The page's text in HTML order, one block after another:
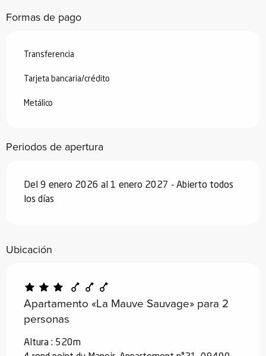
Formas de pago
Transferencia
Tarjeta bancaria/crédito
Metálico
Periodos de apertura
Del 9 enero 2026 al 1 enero 2027 - Abierto todos
los días
Ubicación
Apartamento «La Mauve Sauvage» para 2
personas
Altura : 520m